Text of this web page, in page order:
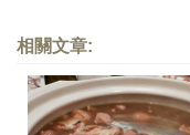
相關文章: